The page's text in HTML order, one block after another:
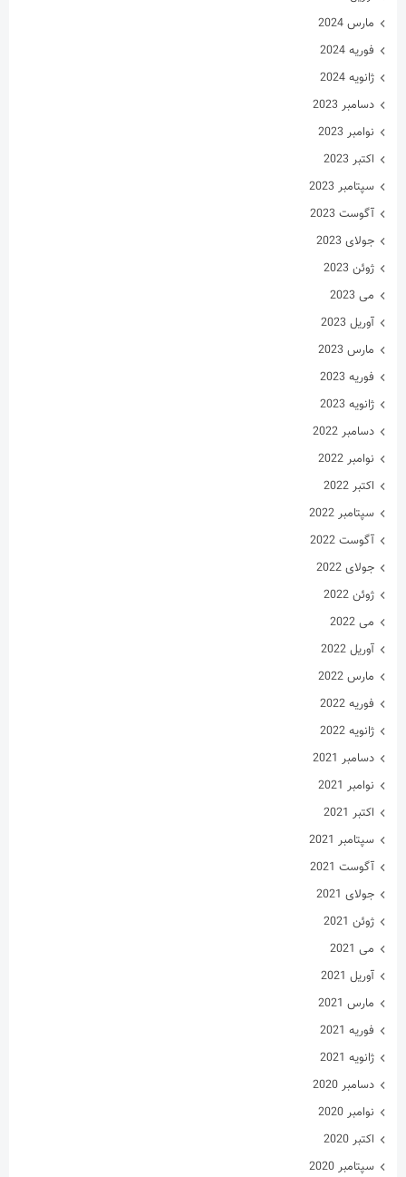
مارس 2024
فوریه 2024
ژانویه 2024
دسامبر 2023
نوامبر 2023
اکتبر 2023
سپتامبر 2023
آگوست 2023
جولای 2023
ژوئن 2023
می 2023
آوریل 2023
مارس 2023
فوریه 2023
ژانویه 2023
دسامبر 2022
نوامبر 2022
اکتبر 2022
سپتامبر 2022
آگوست 2022
جولای 2022
ژوئن 2022
می 2022
آوریل 2022
مارس 2022
فوریه 2022
ژانویه 2022
دسامبر 2021
نوامبر 2021
اکتبر 2021
سپتامبر 2021
آگوست 2021
جولای 2021
ژوئن 2021
می 2021
آوریل 2021
مارس 2021
فوریه 2021
ژانویه 2021
دسامبر 2020
نوامبر 2020
اکتبر 2020
سپتامبر 2020